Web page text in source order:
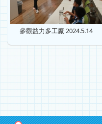
參觀益力多工廠 2024.5.14